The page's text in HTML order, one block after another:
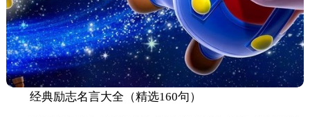
经典励志名言大全（精选160句）